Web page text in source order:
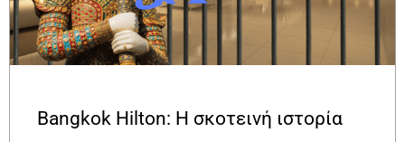
Bangkok Hilton: Η σκοτεινή ιστορία